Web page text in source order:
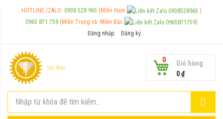
HOTLINE /ZALO: 0938 528 965 (Miền Nam
)
0965 871 759 (Miền Trung và Miền Bắc
)
Đăng nhập
Đăng ký
Voi Bạc
Giỏ hàng
0
0 ₫